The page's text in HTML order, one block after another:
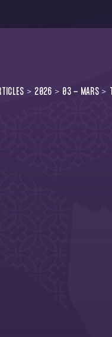
2026 03 - MARS